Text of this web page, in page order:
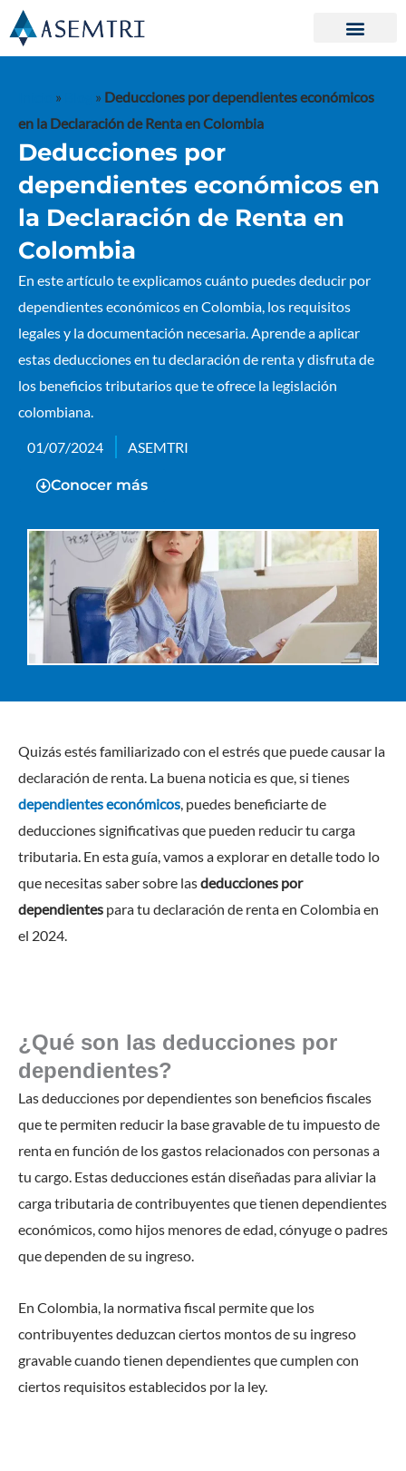
al
» » Deducciones por dependientes económicos
en la Declaración de Renta en Colombia
Deducciones por
dependientes económicos en
la Declaración de Renta en
Colombia
En este artículo te explicamos cuánto puedes deducir por
dependientes económicos en Colombia, los requisitos
legales y la documentación necesaria. Aprende a aplicar
estas deducciones en tu declaración de renta y disfruta de
los beneficios tributarios que te ofrece la legislación
colombiana.
01/07/2024 ASEMTRI
Conocer más
Quizás estés familiarizado con el estrés que puede causar la
declaración de renta. La buena noticia es que, si tienes
dependientes económicos, puedes beneficiarte de
deducciones significativas que pueden reducir tu carga
tributaria. En esta guía, vamos a explorar en detalle todo lo
que necesitas saber sobre lasdeducciones por
dependientes para tu declaración de renta en Colombia en
el 2024.
¿Qué son las deducciones por
dependientes?
Las deducciones por dependientes son beneficios fiscales
que te permiten reducir la base gravable de tu impuesto de
renta en función de los gastos relacionados con personas a
tu cargo. Estas deducciones están diseñadas para aliviar la
carga tributaria de contribuyentes que tienen dependientes
económicos, como hijos menores de edad, cónyuge o padres
que dependen de su ingreso.
En Colombia, la normativa fiscal permite que los
contribuyentes deduzcan ciertos montos de su ingreso
gravable cuando tienen dependientes que cumplen con
ciertos requisitos establecidos por la ley.